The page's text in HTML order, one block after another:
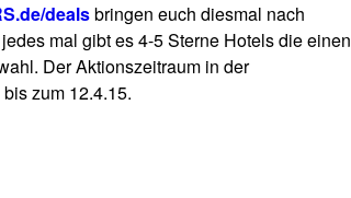
dealsbringen euch diesmal nach
mal gibt es 4-5 Sterne Hotels die einen
Der Aktionszeitraum in der
zum 12.4.15.